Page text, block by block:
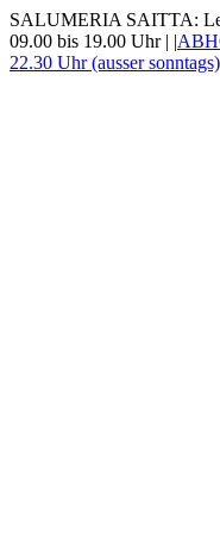
Zum
Inhalt
springen
SALUMERIA SAITTA:
09.00 bis 19.00 Uhr | |
22.30 Uhr (ausser sonntags)